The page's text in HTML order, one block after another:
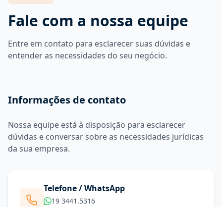
Fale com a nossa equipe
Entre em contato para esclarecer suas dúvidas e
entender as necessidades do seu negócio.
Informações de contato
Nossa equipe está à disposição para esclarecer
dúvidas e conversar sobre as necessidades jurídicas
da sua empresa.
Telefone / WhatsApp
19 3441.5316